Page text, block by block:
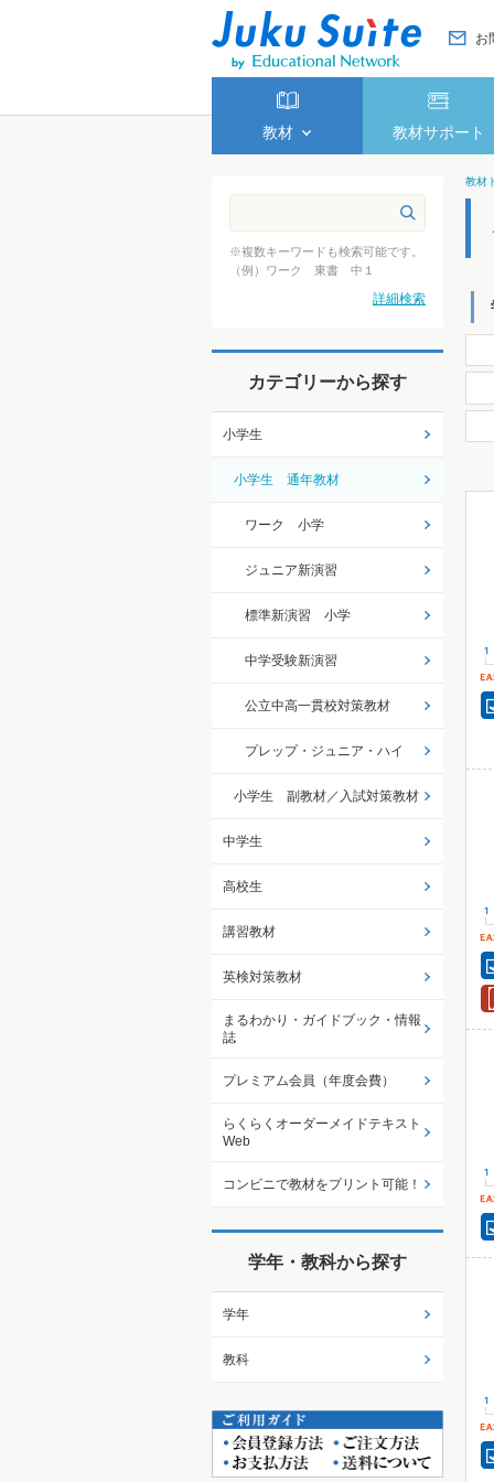
お
教材 教材サポート
教材
※複数キーワードも検索可能です。
（例）ワーク 東書 中１
詳細検索
カテゴリーから探す
小学生
小学生 通年教材
ワーク 小学
ジュニア新演習
標準新演習 小学
中学受験新演習
公立中高一貫校対策教材
プレップ・ジュニア・ハイ
小学生 副教材／入試対策教材
中学生
高校生
講習教材
英検対策教材
まるわかり・ガイドブック・情報
誌
プレミアム会員（年度会費）
らくらくオーダーメイドテキスト
Web
コンビニで教材をプリント可能！
学年・教科から探す
学年
教科